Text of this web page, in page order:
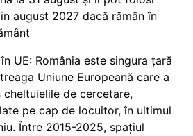
august 2027 dacă rămân în
UE: România este singura țară
Uniune Europeană care a
cheltuielile de cercetare,
pe cap de locuitor, în ultimul
Între 2015-2025, spațiul